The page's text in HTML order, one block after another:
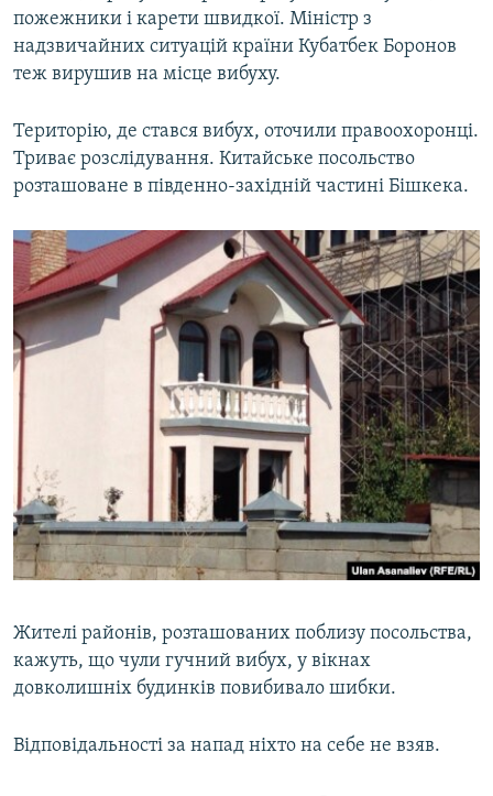
пожежники і карети швидкої. Міністр з
надзвичайних ситуацій країни Кубатбек Боронов
теж вирушив на місце вибуху.
Територію, де стався вибух, оточили правоохоронці.
Триває розслідування. Китайське посольство
розташоване в південно-західній частині Бішкека.
Жителі районів, розташованих поблизу посольства,
кажуть, що чули гучний вибух, у вікнах
довколишніх будинків повибивало шибки.
Відповідальності за напад ніхто на себе не взяв.